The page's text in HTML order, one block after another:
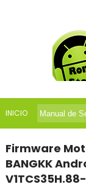
INICIO
Firmware
BANGKK